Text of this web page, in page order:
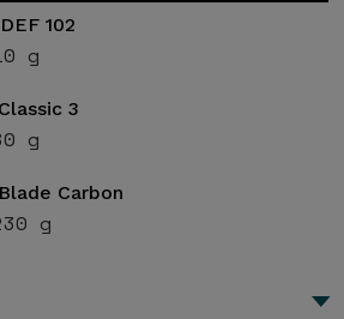
102
g
3
g
Carbon
g